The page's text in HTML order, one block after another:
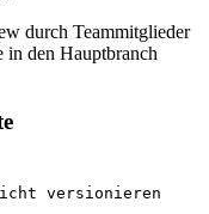
durch Teammitglieder
in den Hauptbranch
versionieren